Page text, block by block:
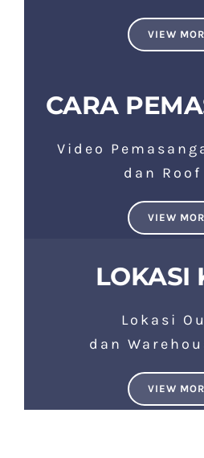
VIEW
CARA
Video
dan Roof
VIEW
LOKASI
Lokasi
dan
VIEW